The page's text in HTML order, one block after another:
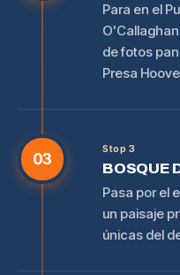
Para en el
de fotos
Presa
03
Stop 3
BOSQUE
Pasa por el
un paisaje
únicas del